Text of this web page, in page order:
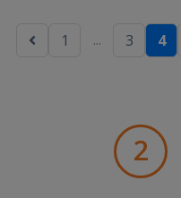
1 ... 3 4
2